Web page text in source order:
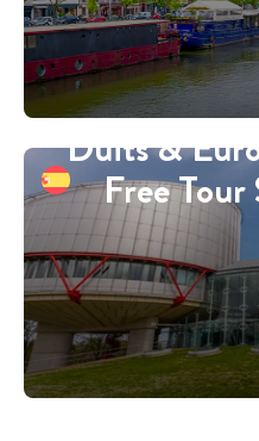
Duits &
Free